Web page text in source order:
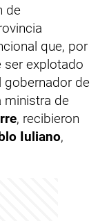
de
que, por
ser explotado
gobernador de
ministra de
, recibieron
Iuliano,